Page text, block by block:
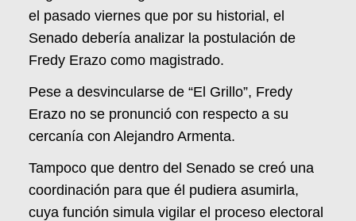
el pasado viernes que por su historial, el
Senado debería analizar la postulación de
Fredy Erazo como magistrado.
Pese a desvincularse de “El Grillo”, Fredy
Erazo no se pronunció con respecto a su
cercanía con Alejandro Armenta.
Tampoco que dentro del Senado se creó una
coordinación para que él pudiera asumirla,
cuya función simula vigilar el proceso electoral